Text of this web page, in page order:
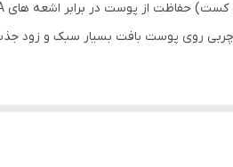
روی پوست بافت بسیار سبک و زود